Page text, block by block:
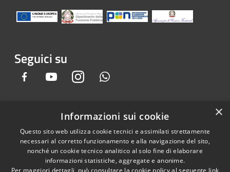
Seguici su
Facebook YoutubeInstagram
Accessibilità
Privacy
Gandino • Powered by
Municipium•Accesso
redazione
×
Informazioni sui cookie
Questo sito web utilizza cookie tecnici e assimilati strettamente
necessari al corretto funzionamento e alla navigazione del sito,
nonché un cookie tecnico analitico al solo fine di elaborare
informazioni statistiche, aggregate e anonime.
Per maggiori dettagli, può consultare la cookie policy al seguente link